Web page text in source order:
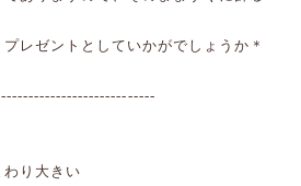
レゼントとしていかがでしょうか＊
り大きい